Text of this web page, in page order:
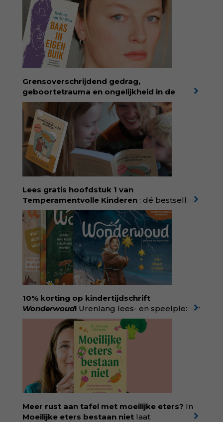
Grensoverschrijdend gedrag,
geboortetrauma en ongelijkheid in de
geboortezorg:in Baas in eigen buik verbindt
filosoof en vroedvrouw Rodante van der Waal
persoonlijke ervaringen aan structureel
onrecht en introduceert ze reproductieve
rechtvaardigheid als een collectieve, radicale
praktijk van zorg. Voor iedereen die wil
begrijpen wat er speelt rond vruchtbaarheid
en geboorte. Koop het boek via
singeluitgeverijen.nl/nijgh-van-
ditmar/boek/baas-in-eigen-buik
Lees gratis hoofdstuk 1 van
Temperamentvolle Kinderen : dé bestseller
van pedagoog Eva Bronsveld. In het boek
Temperamentvolle kinderen vind je 25 jaar
aan kennis en ervaring. Met ruim 50.000
verkochte exemplaren met recht een
bestseller, waarmee Eva veel gezinnen heeft
kunnen helpen. Ze schrijft met een
liefdevolle kijk op kinderen en veel begrip
voor ouders. Download het hoofdstuk gratis
via: evabronsveld.plugandpay.nl/r?
id=ZcYxEBJH
10% korting op kindertijdschrift
Wonderwoud! Urenlang lees- en speelplezier
voor dromers, doeners en denkers.
Wonderwoud is het ambachtelijk gemaakte
antwoord op alle snelle gooimaarweg-
boekjes en hapsnap-filmpjes. Het mooiste
kindertijdschrift van Nederland; met liefde en
kunde voor taal, beeld en tekeningen die
spat van elke pagina. Dat vóel je. Dat voelt je
kind. Abonneer via
wonderwoud.nl/abonneren**en krijg 10%
korting met code:
KIIND10
Meer rust aan tafel met moeilijke eters? In
Moeilijke eters bestaan niet laat